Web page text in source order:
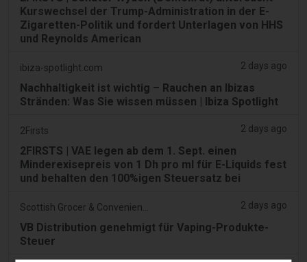
Kurswechsel der Trump-Administration in der E-
Zigaretten-Politik und fordert Unterlagen von HHS
und Reynolds American
ibiza-spotlight.com 2 days ago
Nachhaltigkeit ist wichtig – Rauchen an Ibizas
Stränden: Was Sie wissen müssen | Ibiza Spotlight
2Firsts 2 days ago
2FIRSTS | VAE legen ab dem 1. Sept. einen
Minderexisepreis von 1 Dh pro ml für E-Liquids fest
und behalten den 100%igen Steuersatz bei
2 days ago
VB Distribution genehmigt für Vaping-Produkte-
Steuer